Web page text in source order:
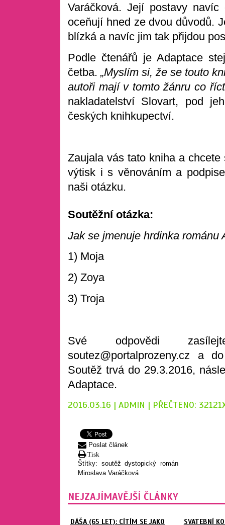
Varáčková. Její postavy
oceňují hned ze dvou důvodů.
blízká a navíc jim tak přijdou
Podle čtenářů je Adaptace
četba. „Myslím si, že se touto
autoři mají v tomto žánru co
nakladatelství Slovart, pod
českých knihkupectví.
Zaujala vás tato kniha a
výtisk i s věnováním a
naši otázku.
Soutěžní otázka:
Jak se jmenuje hrdinka románu
1) Moja
2) Zoya
3) Troja
Své odpovědi
soutez@portalprozeny.cz a
Soutěž trvá do 29.3.2016,
Adaptace.
2016.03.16 | ADMIN | PŘEČTENO:
Poslat článek
Tisk
Štítky: soutěždystopický román
Miroslava Varáčková
NEJZAJÍMAVĚJŠÍ ČLÁNKY
DÁŠA (65 LET): CÍTÍM SE JAKO SVATEBNÍ